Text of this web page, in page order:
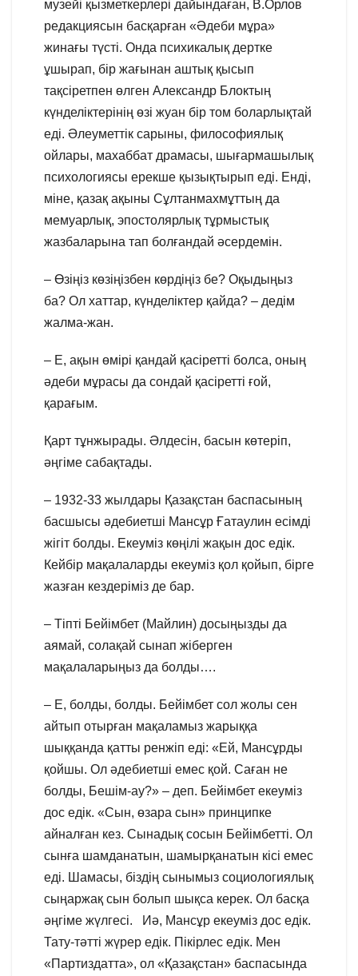
музейі қызметкерлері дайындаған, В.Орлов
редакциясын басқарған «Әдеби мұра»
жинағы түсті. Онда психикалық дертке
ұшырап, бір жағынан аштық қысып
тақсіретпен өлген Александр Блоктың
күнделіктерінің өзі жуан бір том боларлықтай
еді. Әлеуметтік сарыны, философиялық
ойлары, махаббат драмасы, шығармашылық
психологиясы ерекше қызықтырып еді. Енді,
міне, қазақ ақыны Сұлтанмахмұттың да
мемуарлық, эпостолярлық тұрмыстық
жазбаларына тап болғандай әсердемін.
– Өзіңіз көзіңізбен көрдіңіз бе? Оқыдыңыз
ба? Ол хаттар, күнделіктер қайда? – дедім
жалма-жан.
– Е, ақын өмірі қандай қасіретті болса, оның
әдеби мұрасы да сондай қасіретті ғой,
қарағым.
Қарт тұнжырады. Әлдесін, басын көтеріп,
әңгіме сабақтады.
– 1932-33 жылдары Қазақстан баспасының
басшысы әдебиетші Мансұр Ғатаулин есімді
жігіт болды. Екеуміз көңілі жақын дос едік.
Кейбір мақалаларды екеуміз қол қойып, бірге
жазған кездеріміз де бар.
– Тіпті Бейімбет (Майлин) досыңызды да
аямай, солақай сынап жіберген
мақалаларыңыз да болды….
– Е, болды, болды. Бейімбет сол жолы сен
айтып отырған мақаламыз жарыққа
шыққанда қатты ренжіп еді: «Ей, Мансұрды
қойшы. Ол әдебиетші емес қой. Саған не
болды, Бешім-ау?» – деп. Бейімбет екеуміз
дос едік. «Сын, өзара сын» принципке
айналған кез. Сынадық сосын Бейімбетті. Ол
сынға шамданатын, шамырқанатын кісі емес
еді. Шамасы, біздің сынымыз социологиялық
сыңаржақ сын болып шықса керек. Ол басқа
әңгіме жүлгесі. Иә, Мансұр екеуміз дос едік.
Тату-тәтті жүрер едік. Пікірлес едік. Мен
«Партиздатта», ол «Қазақстан» баспасында